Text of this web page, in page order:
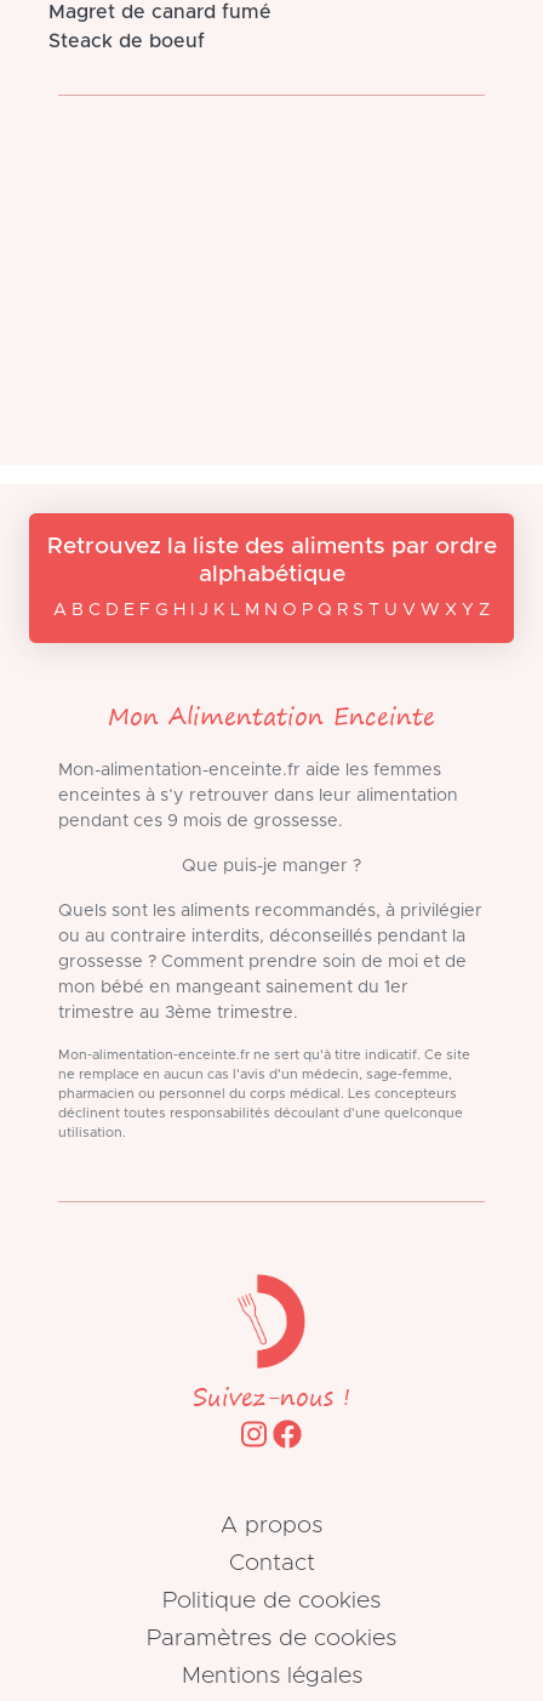
Magret de canard fumé
Steack de boeuf
Retrouvez la liste des aliments par ordre
alphabétique
A B C D E F G H I J K L M N O P Q R S T U V W X Y Z
Mon Alimentation Enceinte
Mon-alimentation-enceinte.fr aide les femmes
enceintes à s’y retrouver dans leur alimentation
pendant ces 9 mois de grossesse.
Que puis-je manger ?
Quels sont les aliments recommandés, à privilégier
ou au contraire interdits, déconseillés pendant la
grossesse ? Comment prendre soin de moi et de
mon bébé en mangeant sainement du 1er
trimestre au 3ème trimestre.
Mon-alimentation-enceinte.fr ne sert qu'à titre indicatif. Ce site
ne remplace en aucun cas l'avis d'un médecin, sage-femme,
pharmacien ou personnel du corps médical. Les concepteurs
déclinent toutes responsabilités découlant d'une quelconque
utilisation.
Suivez-nous !
A propos
Contact
Politique de cookies
Paramètres de cookies
Mentions légales